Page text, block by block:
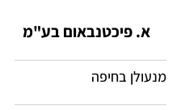
א. פיכטנבאום בע"מ
מנעולן בחיפה